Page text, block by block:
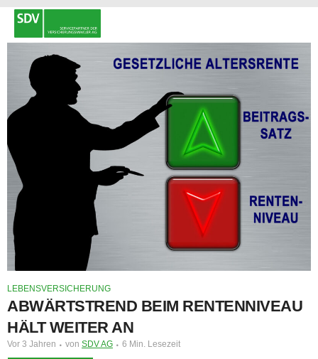
LEBENSVERSICHERUNG
ABWÄRTSTREND BEIM RENTENNIVEAU
HÄLT WEITER AN
Vor 3 Jahren von SDV AG 6 Min. Lesezeit